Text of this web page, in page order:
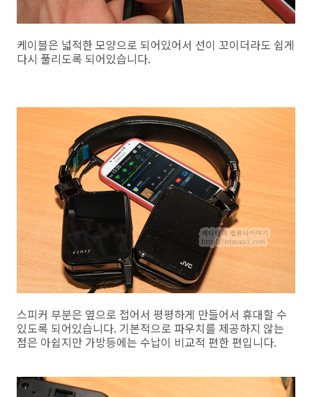
케이블은 넓적한 모양으로 되어있어서 선이 꼬이더라도 쉽게
다시 풀리도록 되어있습니다.
스피커 부분은 옆으로 접어서 평평하게 만들어서 휴대할 수
있도록 되어있습니다. 기본적으로 파우치를 제공하지 않는
점은 아쉽지만 가방등에는 수납이 비교적 편한 편입니다.